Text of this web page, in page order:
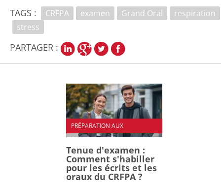
TAGS : CRFPA examen Grand Oral
respiration
stress
PARTAGER :
PRÉPARATION AUX
Tenue d'examen :
Comment s'habiller
pour les écrits et les
oraux du CRFPA ?